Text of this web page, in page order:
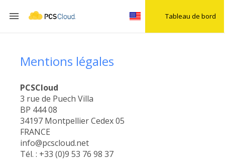
 Tableau de bord
Mentions légales
PCSCloud
3 rue de Puech Villa
BP 444 08
34197 Montpellier Cedex 05
FRANCE
info@pcscloud.net
Tél. : +33 (0)9 53 76 98 37